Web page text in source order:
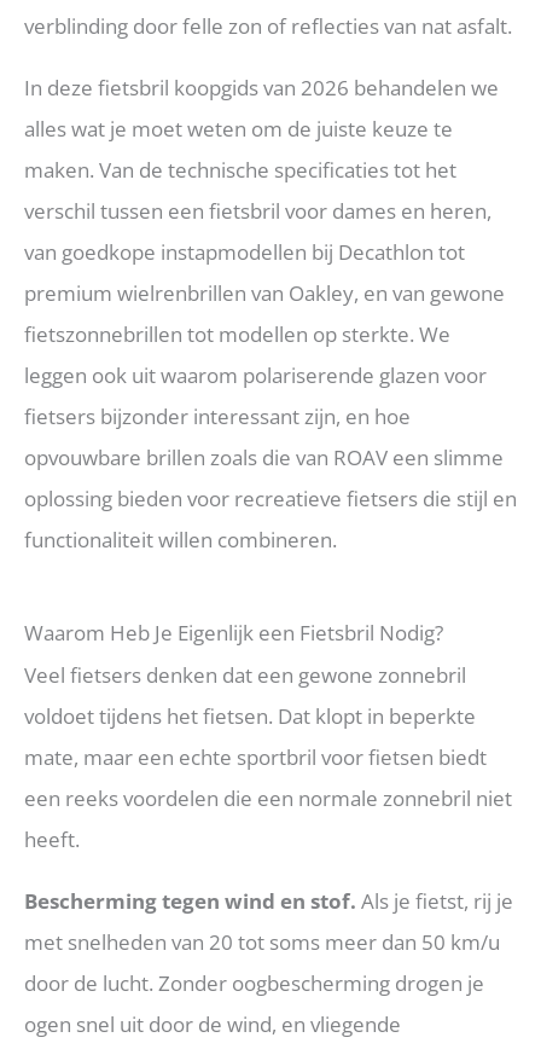
verblinding door felle zon of reflecties van nat asfalt.
In deze fietsbril koopgids van 2026 behandelen we
alles wat je moet weten om de juiste keuze te
maken. Van de technische specificaties tot het
verschil tussen een fietsbril voor dames en heren,
van goedkope instapmodellen bij Decathlon tot
premium wielrenbrillen van Oakley, en van gewone
fietszonnebrillen tot modellen op sterkte. We
leggen ook uit waarom polariserende glazen voor
fietsers bijzonder interessant zijn, en hoe
opvouwbare brillen zoals die van ROAV een slimme
oplossing bieden voor recreatieve fietsers die stijl en
functionaliteit willen combineren.
Waarom Heb Je Eigenlijk een Fietsbril Nodig?
Veel fietsers denken dat een gewone zonnebril
voldoet tijdens het fietsen. Dat klopt in beperkte
mate, maar een echte sportbril voor fietsen biedt
een reeks voordelen die een normale zonnebril niet
heeft.
Bescherming tegen wind en stof. Als je fietst, rij je
met snelheden van 20 tot soms meer dan 50 km/u
door de lucht. Zonder oogbescherming drogen je
ogen snel uit door de wind, en vliegende